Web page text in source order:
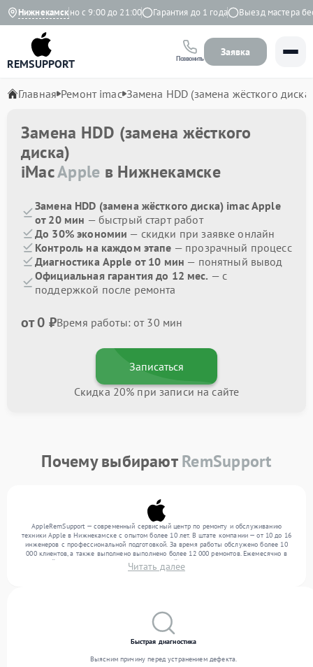
Нижнекамск
Ежедневно с 9:00 до 21:00 Гарантия до 1 года Выезд мастера
REMSUPPORT Позвонить
Заявка
Главная Ремонт imac Замена HDD (замена жёсткого диска)
Замена HDD (замена жёсткого
диска)
iMacApple в Нижнекамске
Замена HDD (замена жёсткого диска) imac Apple
от 20 мин — быстрый старт работ
До 30% экономии — скидки при заявке онлайн
Контроль на каждом этапе — прозрачный процесс
Диагностика Apple от 10 мин — понятный вывод
Официальная гарантия до 12 мес. — с
поддержкой после ремонта
от 0 ₽Время работы: от 30 мин
Записаться
Скидка 20% при записи на сайте
Почему выбираютRemSupport
AppleRemSupport — современный сервисный центр по ремонту и обслуживанию
техники Apple в Нижнекамске с опытом более 10 лет. В штате компании — от 10 до 16
инженеров с профессиональной подготовкой. За время работы обслужено более 10
000 клиентов, а также выполнено выполнено более 12 000 ремонтов. Ежемесячно в
сервисный центр поступает более 300 обращений, включая , , . Мы устраняем поломки
любой сложности и предлагаем стабильный уровень сервиса благодаря
Читать далее
Быстрая диагностика
Выясним причину перед устранением дефекта.